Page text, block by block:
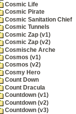
Cosmic Life
Cosmic Pirate
Cosmic Sanitation Chief
Cosmic Tunnels
Cosmic Zap (v1)
Cosmic Zap (v2)
Cosmische Arche
Cosmos (v1)
Cosmos (v2)
Cosmy Hero
Count Down
Count Dracula
Countdown (v1)
Countdown (v2)
Countdown (v3)